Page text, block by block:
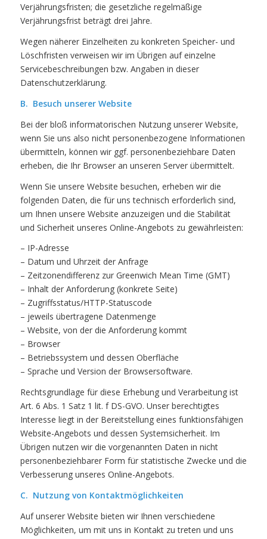
Verjährungsfristen; die gesetzliche regelmäßige
Verjährungsfrist beträgt drei Jahre.
Wegen näherer Einzelheiten zu konkreten Speicher- und
Löschfristen verweisen wir im Übrigen auf einzelne
Servicebeschreibungen bzw. Angaben in dieser
Datenschutzerklärung.
B. Besuch unserer Website
Bei der bloß informatorischen Nutzung unserer Website,
wenn Sie uns also nicht personenbezogene Informationen
übermitteln, können wir ggf. personenbeziehbare Daten
erheben, die Ihr Browser an unseren Server übermittelt.
Wenn Sie unsere Website besuchen, erheben wir die
folgenden Daten, die für uns technisch erforderlich sind,
um Ihnen unsere Website anzuzeigen und die Stabilität
und Sicherheit unseres Online-Angebots zu gewährleisten:
– IP-Adresse
– Datum und Uhrzeit der Anfrage
– Zeitzonendifferenz zur Greenwich Mean Time (GMT)
– Inhalt der Anforderung (konkrete Seite)
– Zugriffsstatus/HTTP-Statuscode
– jeweils übertragene Datenmenge
– Website, von der die Anforderung kommt
– Browser
– Betriebssystem und dessen Oberfläche
– Sprache und Version der Browsersoftware.
Rechtsgrundlage für diese Erhebung und Verarbeitung ist
Art. 6 Abs. 1 Satz 1 lit. f DS-GVO. Unser berechtigtes
Interesse liegt in der Bereitstellung eines funktionsfähigen
Website-Angebots und dessen Systemsicherheit. Im
Übrigen nutzen wir die vorgenannten Daten in nicht
personenbeziehbarer Form für statistische Zwecke und die
Verbesserung unseres Online-Angebots.
C. Nutzung von Kontaktmöglichkeiten
Auf unserer Website bieten wir Ihnen verschiedene
Möglichkeiten, um mit uns in Kontakt zu treten und uns